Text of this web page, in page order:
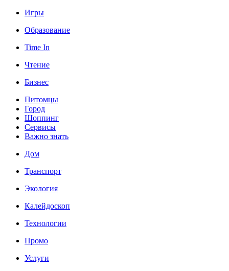
Игры
Образование
Time In
Чтение
Бизнес
Питомцы
Город
Шоппинг
Сервисы
Важно знать
Дом
Транспорт
Экология
Калейдоскоп
Технологии
Промо
Услуги